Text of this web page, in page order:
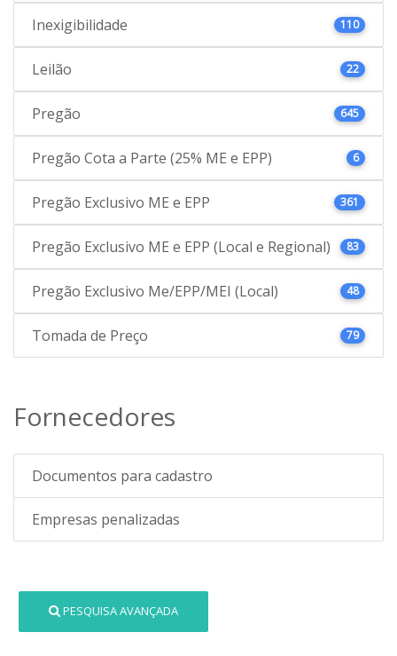
Inexigibilidade 110
Leilão 22
Pregão 645
Pregão Cota a Parte (25% ME e EPP) 6
Pregão Exclusivo ME e EPP 361
Pregão Exclusivo ME e EPP (Local e Regional) 83
Pregão Exclusivo Me/EPP/MEI (Local) 48
Tomada de Preço 79
Fornecedores
Documentos para cadastro
Empresas penalizadas
PESQUISA AVANÇADA